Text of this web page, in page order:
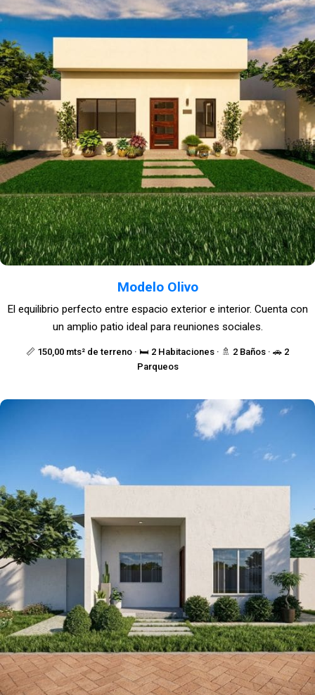
Modelo Olivo
📏 150,00 mts² de terreno · 🛏️ 2 Habitaciones · 🚿 2 Baños · 🚗 2
Parqueos
El equilibrio perfecto entre espacio exterior e interior. Cuenta con
un amplio patio ideal para reuniones sociales.